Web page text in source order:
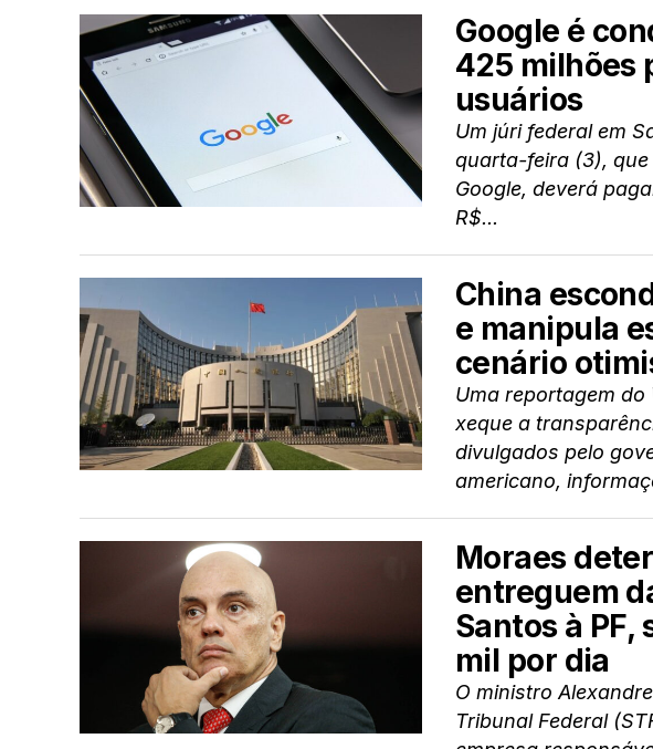
Google é
425 milhões
usuários
Um júri federal em
quarta-feira (3),
Google, deverá
R$...
China
e manipula
cenário
Uma reportagem do
xeque a
divulgados pelo
americano,
Moraes
entreguem
Santos à PF,
mil por dia
O ministro
Tribunal Federal